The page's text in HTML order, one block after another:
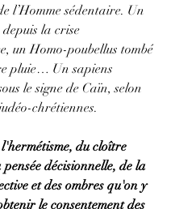
l’Homme sédentaire. Un
la crise
un Homo-poubellus tombé
pluie… Un sapiens
le signe de Caïn, selon
chrétiennes.
du cloître
décisionnelle, de la
et des ombres qu'on y
le consentement des